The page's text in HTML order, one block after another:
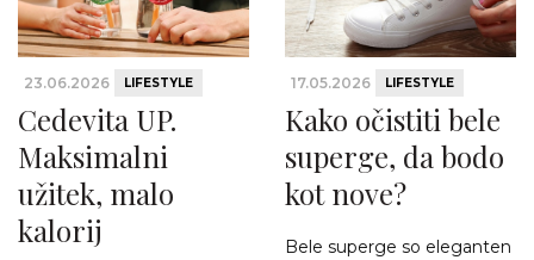
23.06.2026 LIFESTYLE
Cedevita UP.
Maksimalni
užitek, malo
kalorij
17.05.2026 LIFESTYLE
Kako očistiti bele
superge, da bodo
kot nove?
Bele superge so eleganten